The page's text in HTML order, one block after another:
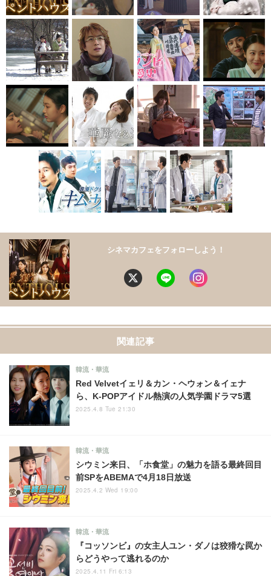
シネマカフェをフォローしよう！
関連記事
Red Velvetイェリ＆カン・ヘウォン＆イェナ
ら、K-POPアイドル熱演の人気学園ドラマ5選
韓流・華流
2025.4.8 Tue 21:30
シウミン来日、「ホ食堂」の魅力を語る最終回目
前SPをABEMAで4月18日放送
韓流・華流
2025.4.2 Wed 19:00
『コッソンビ』の女主人ユン・ダノは狡猾な罠か
らどうやって逃れるのか
韓流・華流
2025.4.11 Fri 6:13